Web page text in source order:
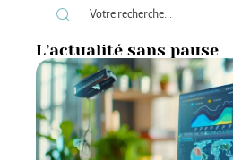
L’actualité sans pause